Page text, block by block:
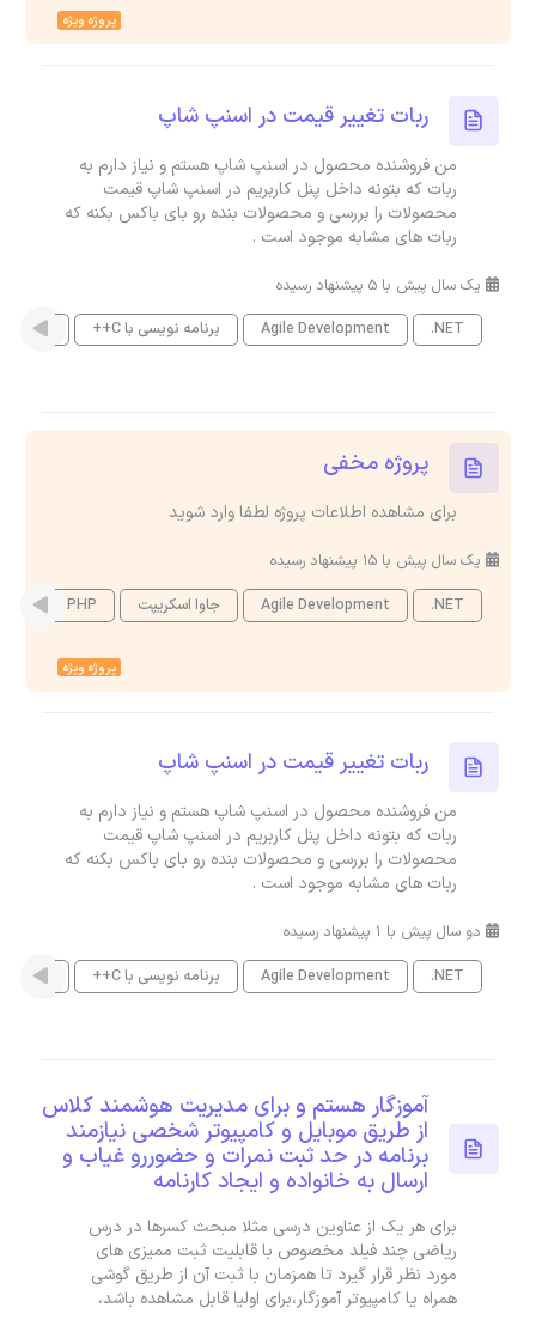
پروژه ویژه
ربات تغییر قیمت در اسنپ شاپ
من فروشنده محصول در اسنپ شاپ هستم و نیاز دارم به
ربات که بتونه داخل پنل کاربریم در اسنپ شاپ قیمت
محصولات را بررسی و محصولات بنده رو بای باکس بکنه که
ربات های مشابه موجود است .
یک سال پیش با 5 پیشنهاد رسیده
.NET
Agile Development برنامه نویسی با C++ PHP
پروژه مخفی
برای مشاهده اطلاعات پروژه لطفا وارد شوید
یک سال پیش با 15 پیشنهاد رسیده
.NET
Agile Development جاوا اسکریپت PHP
پروژه ویژه
ربات تغییر قیمت در اسنپ شاپ
من فروشنده محصول در اسنپ شاپ هستم و نیاز دارم به
ربات که بتونه داخل پنل کاربریم در اسنپ شاپ قیمت
محصولات را بررسی و محصولات بنده رو بای باکس بکنه که
ربات های مشابه موجود است .
دو سال پیش با 1 پیشنهاد رسیده
.NET
Agile Development برنامه نویسی با C++ PHP
آموزگار هستم و برای مدیریت هوشمند کلاس
از طریق موبایل و کامپیوتر شخصی نیازمند
برنامه در حد ثبت نمرات و حضوررو غیاب و
ارسال به خانواده و ایجاد کارنامه
برای هر یک از عناوین درسی مثلا مبحث کسرها در درس
ریاضی چند فیلد مخصوص با قابلیت ثبت ممیزی های
مورد نظر قرار گیرد تا همزمان با ثبت آن از طریق گوشی
همراه یا کامپیوتر آموزگار،برای اولیا قابل مشاهده باشد،